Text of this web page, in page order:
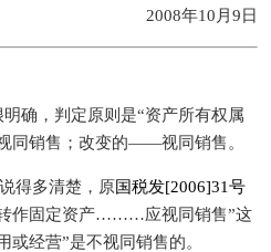
2008年10月9日
，判定原则是“资产所有权属
同销售；改变的——视同销售。
得多清楚，原国税发[2006]31号
作固定资产………应视同销售”这
或经营”是不视同销售的。